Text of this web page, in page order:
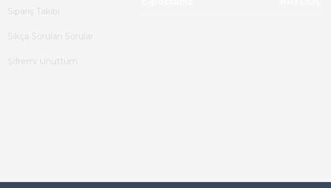
Sipariş Takibi
Sıkça Sorulan Sorular
Şifremi Unuttum